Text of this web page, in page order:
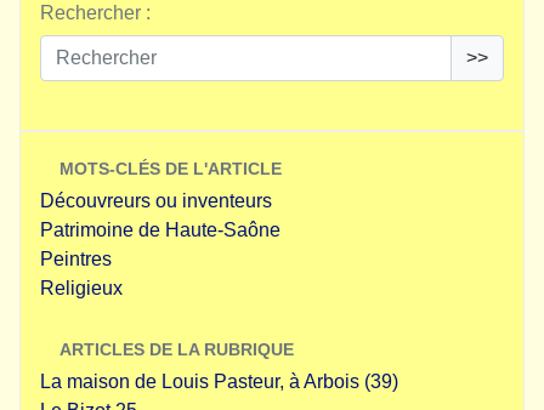
Rechercher :
>>
MOTS-CLÉS DE L'ARTICLE
Découvreurs ou inventeurs
Patrimoine de Haute-Saône
Peintres
Religieux
ARTICLES DE LA RUBRIQUE
La maison de Louis Pasteur, à Arbois (39)